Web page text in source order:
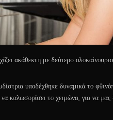
ακάθεκτη με δεύτερο
υποδέχθηκε δυναμικά το
να καλωσορίσει το χειμώνα, για να